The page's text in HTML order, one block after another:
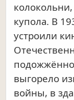
купола. В
устроили
выгорело
войны, в